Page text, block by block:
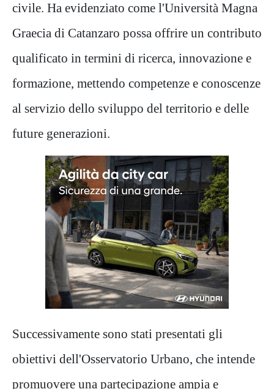
civile. Ha evidenziato come l'Università Magna
Graecia di Catanzaro possa offrire un contributo
qualificato in termini di ricerca, innovazione e
formazione, mettendo competenze e conoscenze
al servizio dello sviluppo del territorio e delle
future generazioni.
Successivamente sono stati presentati gli
obiettivi dell'Osservatorio Urbano, che intende
promuovere una partecipazione ampia e